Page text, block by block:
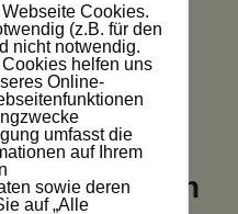
mit den
Cookies.
(z.B. für den
nicht notwendig.
helfen uns
Online-
umfasst die
auf Ihrem
sowie deren
auf „Alle